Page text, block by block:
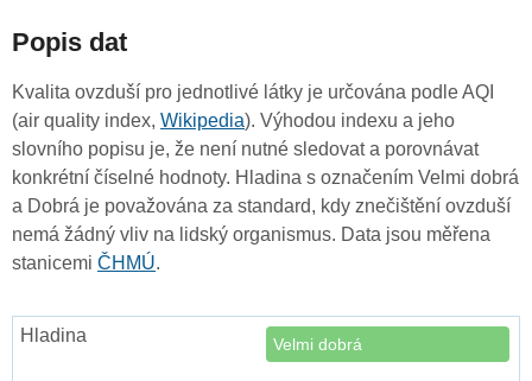
Popis dat
Kvalita ovzduší pro jednotlivé látky je určována podle AQI
(air quality index, Wikipedia). Výhodou indexu a jeho
slovního popisu je, že není nutné sledovat a porovnávat
konkrétní číselné hodnoty. Hladina s označením Velmi dobrá
a Dobrá je považována za standard, kdy znečištění ovzduší
nemá žádný vliv na lidský organismus. Data jsou měřena
stanicemi ČHMÚ.
Velmi dobrá